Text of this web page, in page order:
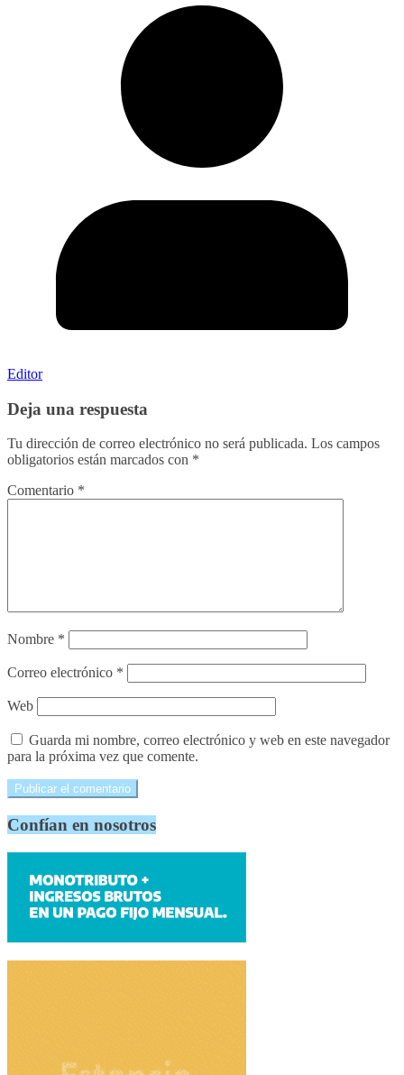
Editor
Deja una respuesta
Tu dirección de correo electrónico no será publicada. Los campos
obligatorios están marcados con *
Comentario *
Nombre *
Correo electrónico *
Web
Guarda mi nombre, correo electrónico y web en este navegador
para la próxima vez que comente.
Confían en nosotros